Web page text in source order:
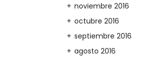
noviembre 2016
octubre 2016
septiembre 2016
agosto 2016